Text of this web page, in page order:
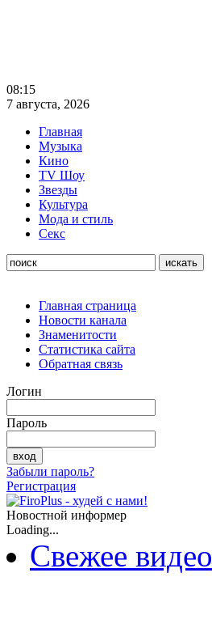
08:15
7 августа, 2026
Главная
Музыка
Кино
TV Шоу
Звезды
Культура
Мода и стиль
Секс
Главная страница
Новости канала
Знаменитости
Статистика сайта
Обратная связь
Логин
Пароль
Забыли пароль?
Регистрация
Новостной информер
Loading...
Свежее видео